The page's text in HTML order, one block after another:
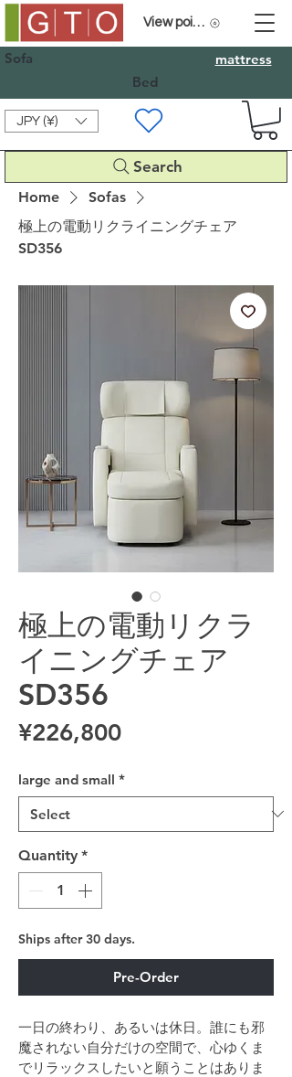
Sofa
mattress
Bed
JPY (¥)
Search
View points
Home
Sofas
極上の電動リクライニングチェア
SD356
極上の電動リクラ
イニングチェア
SD356
¥226,800Price
large and small *
Quantity *
Ships after 30 days.
Pre-Order
一日の終わり、あるいは休日。誰にも邪
魔されない自分だけの空間で、心ゆくま
でリラックスしたいと願うことはありま